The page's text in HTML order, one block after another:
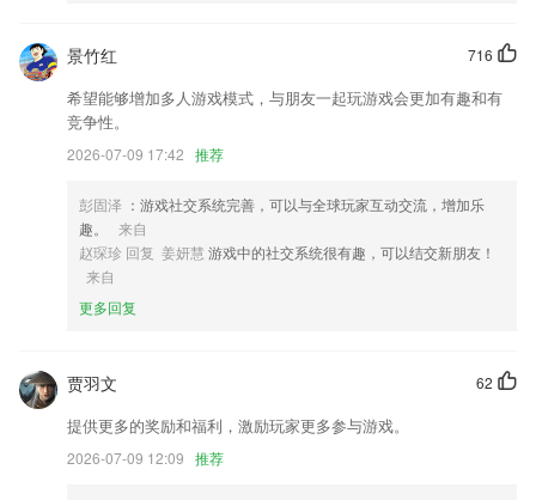
优化列表加载
优化客户管理功能，APP新增添加客户跟进记录；
新增体能训练运动功能
增加了用户注销功能。
联系我们
以上就是168cfcc彩票最新版本的介绍，如果您喜欢这款软件，您可以到
应用商店进行打分评论，说出您的使用经历，以帮助我们更好的对产品进
行优化修改。
716
景竹红
希望能够增加多人游戏模式，与朋友一起玩游戏会更加有趣和有
竞争性。
2026-07-09 17:42 推荐
彭固泽 ：游戏社交系统完善，可以与全球玩家互动交流，增加乐
趣。
来自
赵琛珍 回复 姜妍慧 游戏中的社交系统很有趣，可以结交新朋友！
来自
更多回复
62
贾羽文
提供更多的奖励和福利，激励玩家更多参与游戏。
2026-07-09 12:09 推荐